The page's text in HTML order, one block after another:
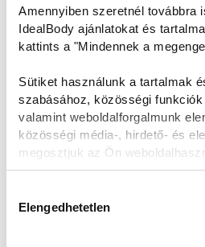
Amennyiben szeretnél továbbra
IdealBody ajánlatokat és
kattints a "Mindennek a
Sütiket használunk a tartalmak
szabásához, közösségi
valamint weboldalforgalmunk
közösségi média-, hirdető- és
megosztjuk az Ön
adatait, akik kombinálhatják az
Ön által használt más
kiválasztása
Elengedhetetlen
Köszi, IdealBody®!
Neked